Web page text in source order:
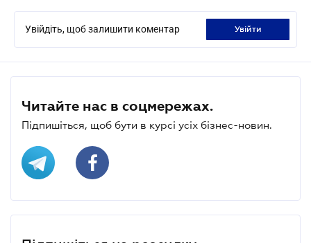
Увійдіть, щоб залишити коментар увійти
Читайте нас в соцмережах.
Підпишіться, щоб бути в курсі усіх бізнес-новин.